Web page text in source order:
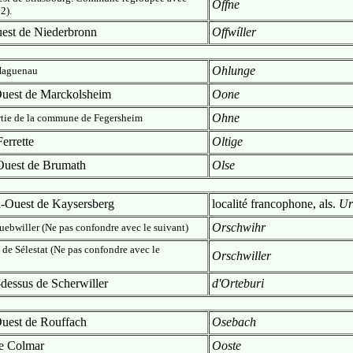
Offne
de Niederbronn Offwíller
Ohlunge
de Marckolsheim
Oone
de la commune de Fegersheim
Ohne
Oltige
de Brumath
Olse
de Kaysersberg localité francophone, als.
(Ne pas confondre avec le suivant) Orschwihr
Sélestat (Ne pas confondre avec le Orschwiller
de Scherwiller d'Orteburi
de Rouffach
Osebach
Colmar
Ooste